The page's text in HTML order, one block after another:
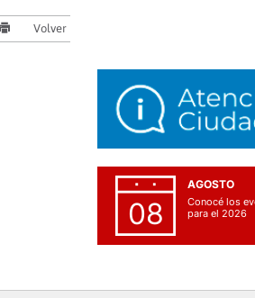
Volver
08
AGOSTO
Conocé los
para el 2026